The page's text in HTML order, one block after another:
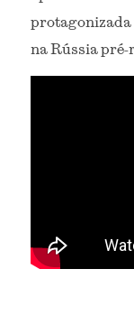
na Rússia pré-